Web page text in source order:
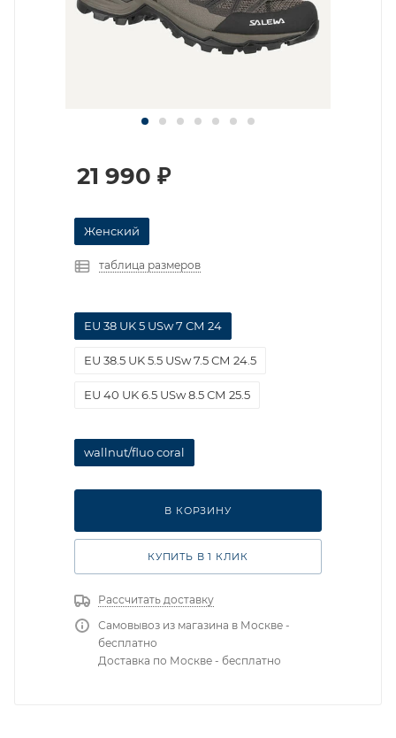
21 990 ₽
Женский
таблица размеров
EU 38 UK 5 USw 7 СМ 24
EU 38.5 UK 5.5 USw 7.5 СМ 24.5
EU 40 UK 6.5 USw 8.5 СМ 25.5
wallnut/fluo coral
В КОРЗИНУ
КУПИТЬ В 1 КЛИК
Рассчитать доставку
Самовывоз из магазина в Москве -
бесплатно
Доставка по Москве - бесплатно